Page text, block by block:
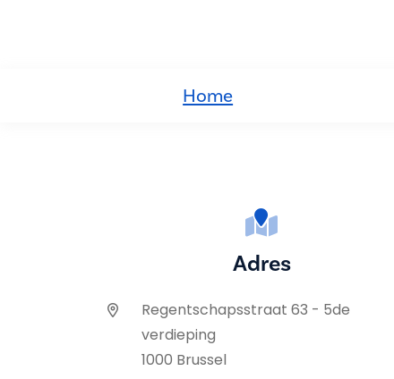
Home
Adres
Regentschapsstraat 63 - 5de
verdieping
1000 Brussel